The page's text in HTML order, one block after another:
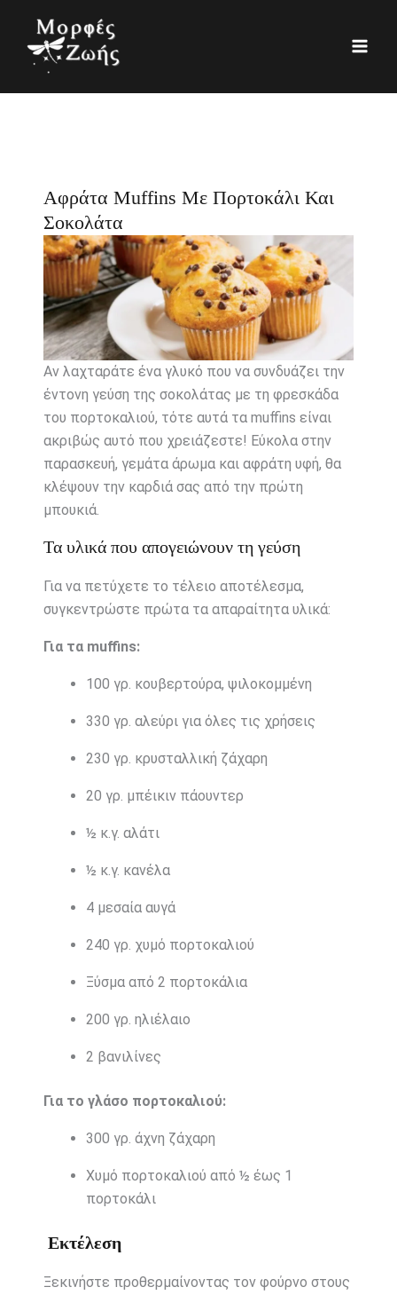
περιεχόμενο
Αφράτα Muffins Με Πορτοκάλι Και
Σοκολάτα
Αν λαχταράτε ένα γλυκό που να συνδυάζει την
έντονη γεύση της σοκολάτας με τη φρεσκάδα
του πορτοκαλιού, τότε αυτά τα muffins είναι
ακριβώς αυτό που χρειάζεστε! Εύκολα στην
παρασκευή, γεμάτα άρωμα και αφράτη υφή, θα
κλέψουν την καρδιά σας από την πρώτη
μπουκιά.
Τα υλικά που απογειώνουν τη γεύση
Για να πετύχετε το τέλειο αποτέλεσμα,
συγκεντρώστε πρώτα τα απαραίτητα υλικά:
Για τα muffins:
100 γρ. κουβερτούρα, ψιλοκομμένη
330 γρ. αλεύρι για όλες τις χρήσεις
230 γρ. κρυσταλλική ζάχαρη
20 γρ. μπέικιν πάουντερ
½ κ.γ. αλάτι
½ κ.γ. κανέλα
4 μεσαία αυγά
240 γρ. χυμό πορτοκαλιού
Ξύσμα από 2 πορτοκάλια
200 γρ. ηλιέλαιο
2 βανιλίνες
Για το γλάσο πορτοκαλιού:
300 γρ. άχνη ζάχαρη
Χυμό πορτοκαλιού από ½ έως 1
πορτοκάλι
Εκτέλεση
Ξεκινήστε προθερμαίνοντας τον φούρνο στους
α
η
σ
ο